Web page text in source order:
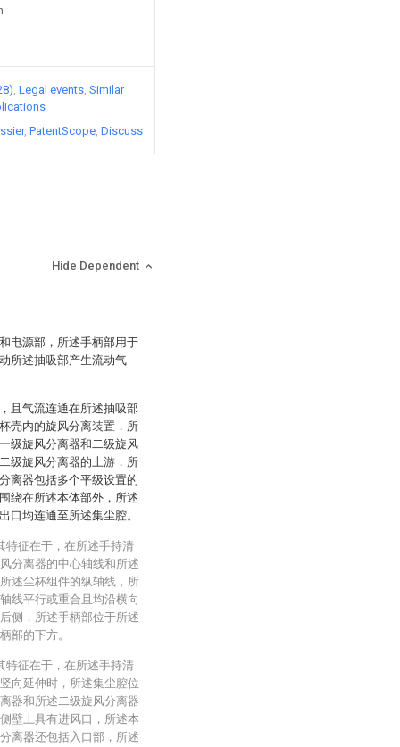
Legal events Similar
PatentScope Discuss
Hide Dependent
电源部，所述手柄部用于
所述抽吸部产生流动气
且气流连通在所述抽吸部
壳内的旋风分离装置，所
级旋风分离器和二级旋风
级旋风分离器的上游，所
离器包括多个平级设置的
绕在所述本体部外，所述
口均连通至所述集尘腔。
特征在于，在所述手持清
分离器的中心轴线和所述
述尘杯组件的纵轴线，所
线平行或重合且均沿横向
侧，所述手柄部位于所述
部的下方。
特征在于，在所述手持清
向延伸时，所述集尘腔位
器和所述二级旋风分离器
壁上具有进风口，所述本
离器还包括入口部，所述